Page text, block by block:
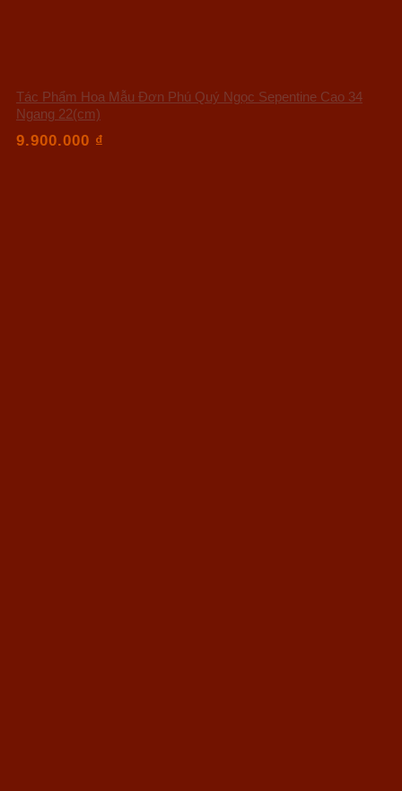
Tác Phẩm Hoa Mẫu Đơn Phú Quý Ngọc Sepentine Cao 34
Ngang 22(cm)
9.900.000 ₫